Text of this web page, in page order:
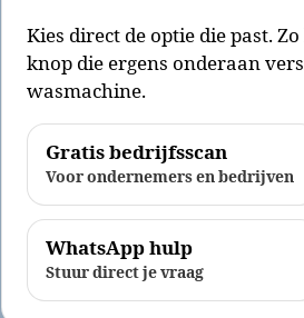
Kies direct de optie die past.
knop die ergens onderaan
wasmachine.
Gratis bedrijfsscan
Voor ondernemers en bedrijven
WhatsApp hulp
Stuur direct je vraag